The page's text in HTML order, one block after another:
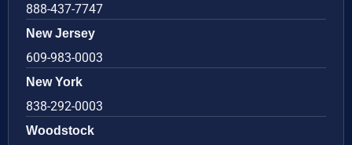
888-437-7747
New Jersey
609-983-0003
New York
838-292-0003
Woodstock